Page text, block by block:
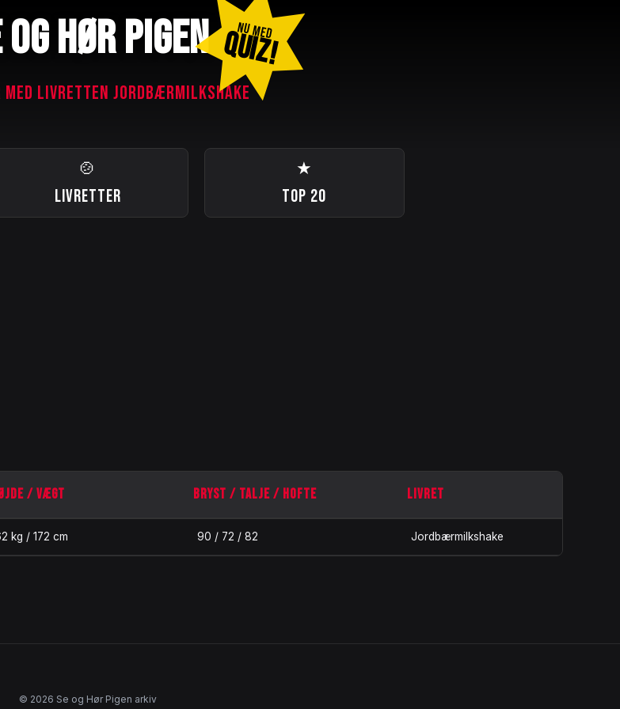
OG HØR PIGEN NU MED
QUIZ!
MED LIVRETTEN JORDBÆRMILKSHAKE
🍲
LIVRETTER
★
TOP 20
/ VÆGT BRYST / TALJE / HOFTE LIVRET
kg / 172 cm 90 / 72 / 82 Jordbærmilkshake
© 2026 Se og Hør Pigen arkiv